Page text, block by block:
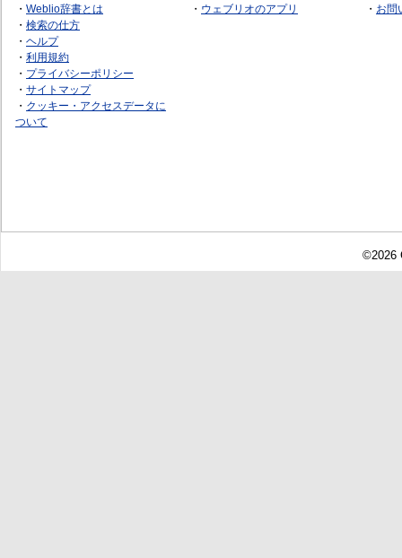
・ Weblio辞書とは
・ 検索の仕方
・ ヘルプ
・ 利用規約
・ プライバシーポリシー
・ サイトマップ
・ クッキー・アクセスデータに
ついて
・ ウェブリオのアプリ
・ お問
©2026